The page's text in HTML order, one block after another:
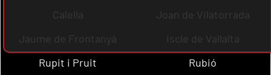
Calella
Joan de Vilatorrada
Jaume de Frontanyà
Iscle de Vallalta
Rupit i Pruit
Rubió